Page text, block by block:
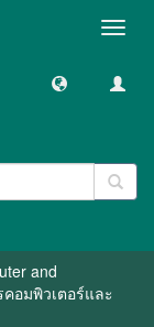
and
อมพิวเตอร์และ